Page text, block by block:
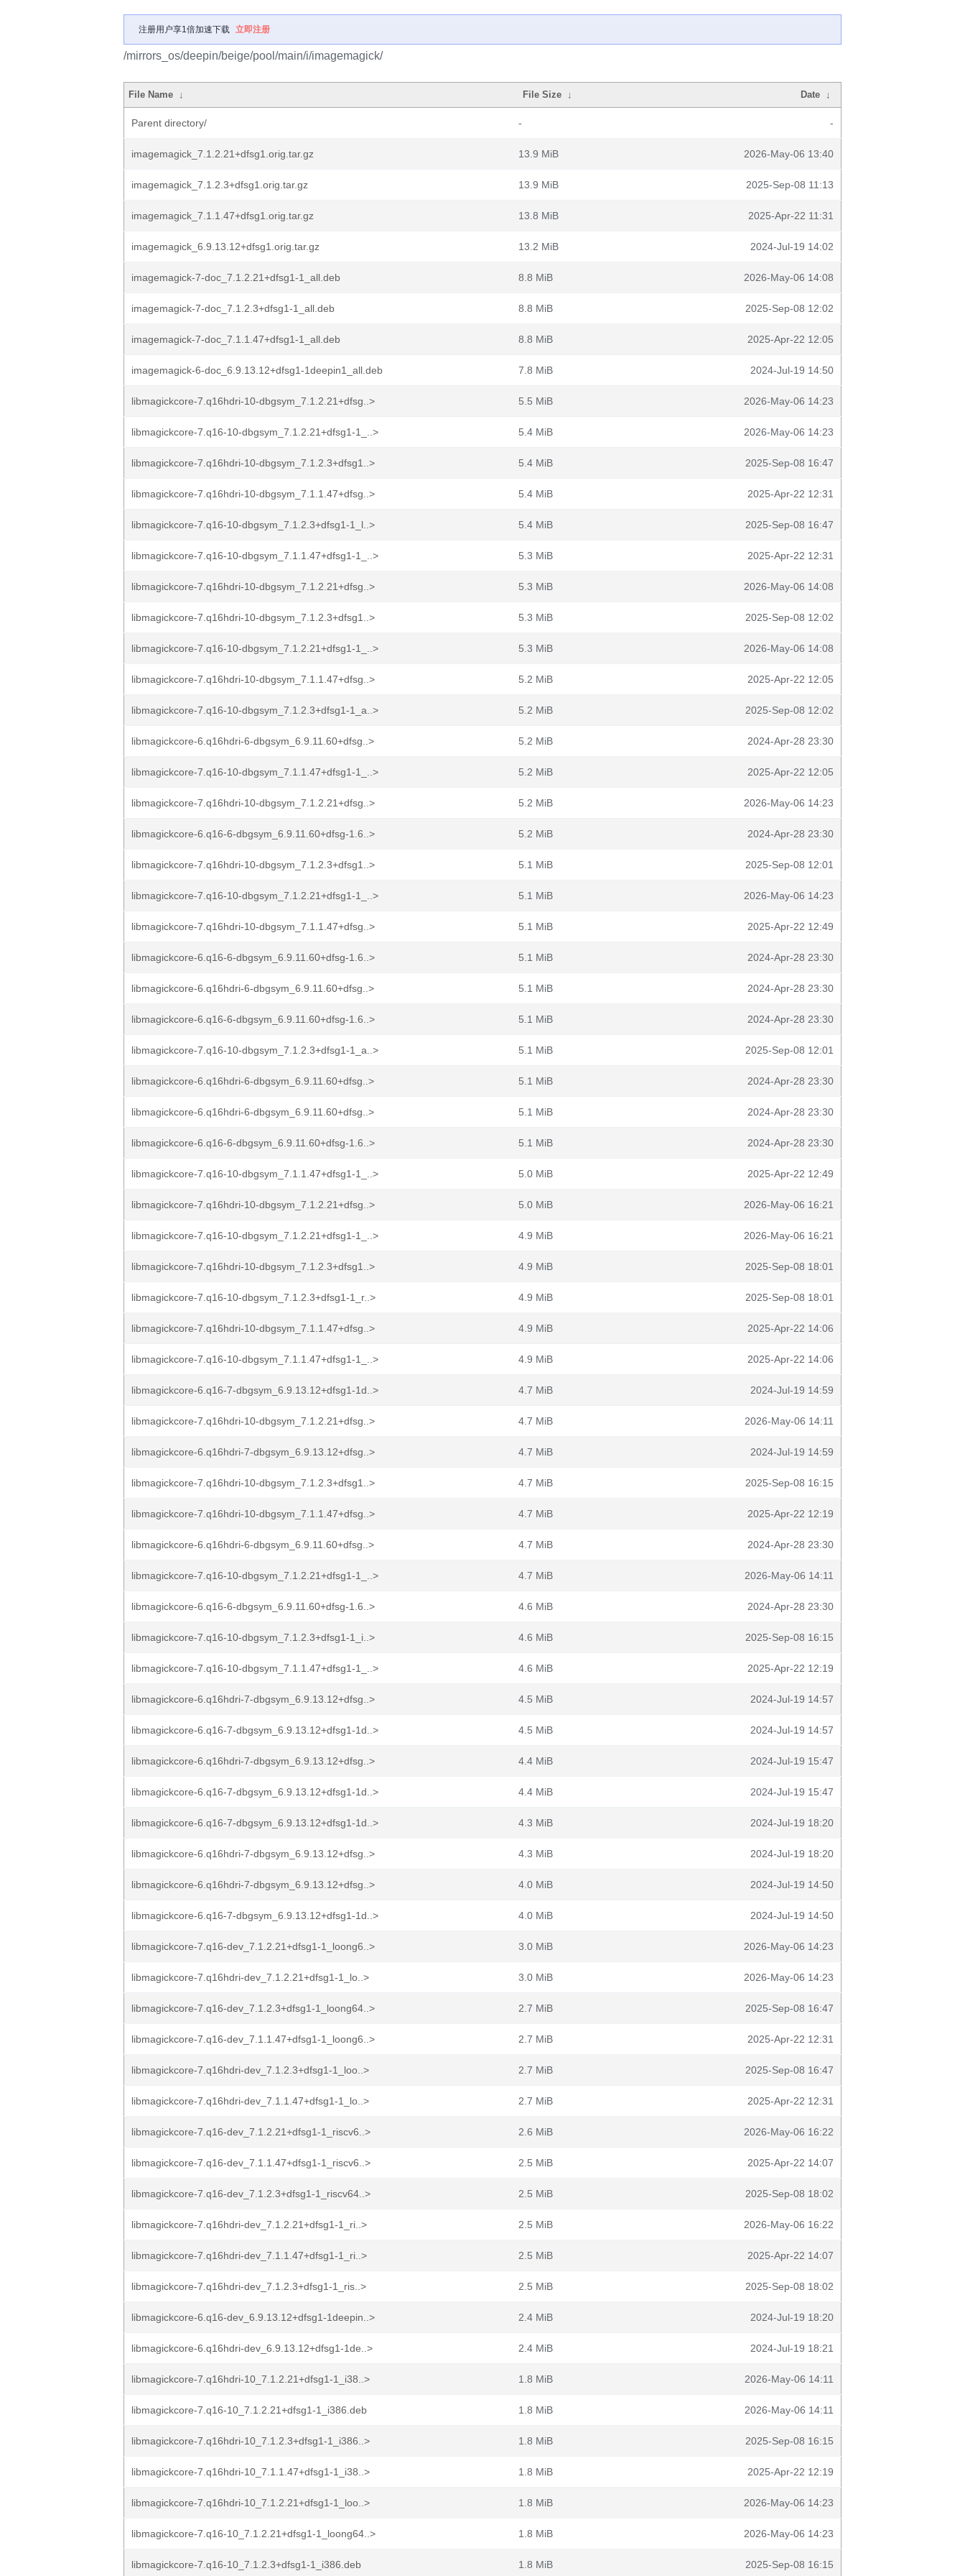
注册用户享1倍加速下载 立即注册
/mirrors_os/deepin/beige/pool/main/i/imagemagick/
File Name ↓ File Size ↓ Date ↓
Parent directory/ - -
imagemagick_7.1.2.21+dfsg1.orig.tar.gz 13.9 MiB 2026-May-06 13:40
imagemagick_7.1.2.3+dfsg1.orig.tar.gz 13.9 MiB 2025-Sep-08 11:13
imagemagick_7.1.1.47+dfsg1.orig.tar.gz 13.8 MiB 2025-Apr-22 11:31
imagemagick_6.9.13.12+dfsg1.orig.tar.gz 13.2 MiB 2024-Jul-19 14:02
imagemagick-7-doc_7.1.2.21+dfsg1-1_all.deb 8.8 MiB 2026-May-06 14:08
imagemagick-7-doc_7.1.2.3+dfsg1-1_all.deb 8.8 MiB 2025-Sep-08 12:02
imagemagick-7-doc_7.1.1.47+dfsg1-1_all.deb 8.8 MiB 2025-Apr-22 12:05
imagemagick-6-doc_6.9.13.12+dfsg1-1deepin1_all.deb 7.8 MiB 2024-Jul-19 14:50
libmagickcore-7.q16hdri-10-dbgsym_7.1.2.21+dfsg..> 5.5 MiB 2026-May-06 14:23
libmagickcore-7.q16-10-dbgsym_7.1.2.21+dfsg1-1_..> 5.4 MiB 2026-May-06 14:23
libmagickcore-7.q16hdri-10-dbgsym_7.1.2.3+dfsg1..> 5.4 MiB 2025-Sep-08 16:47
libmagickcore-7.q16hdri-10-dbgsym_7.1.1.47+dfsg..> 5.4 MiB 2025-Apr-22 12:31
libmagickcore-7.q16-10-dbgsym_7.1.2.3+dfsg1-1_l..> 5.4 MiB 2025-Sep-08 16:47
libmagickcore-7.q16-10-dbgsym_7.1.1.47+dfsg1-1_..> 5.3 MiB 2025-Apr-22 12:31
libmagickcore-7.q16hdri-10-dbgsym_7.1.2.21+dfsg..> 5.3 MiB 2026-May-06 14:08
libmagickcore-7.q16hdri-10-dbgsym_7.1.2.3+dfsg1..> 5.3 MiB 2025-Sep-08 12:02
libmagickcore-7.q16-10-dbgsym_7.1.2.21+dfsg1-1_..> 5.3 MiB 2026-May-06 14:08
libmagickcore-7.q16hdri-10-dbgsym_7.1.1.47+dfsg..> 5.2 MiB 2025-Apr-22 12:05
libmagickcore-7.q16-10-dbgsym_7.1.2.3+dfsg1-1_a..> 5.2 MiB 2025-Sep-08 12:02
libmagickcore-6.q16hdri-6-dbgsym_6.9.11.60+dfsg..> 5.2 MiB 2024-Apr-28 23:30
libmagickcore-7.q16-10-dbgsym_7.1.1.47+dfsg1-1_..> 5.2 MiB 2025-Apr-22 12:05
libmagickcore-7.q16hdri-10-dbgsym_7.1.2.21+dfsg..> 5.2 MiB 2026-May-06 14:23
libmagickcore-6.q16-6-dbgsym_6.9.11.60+dfsg-1.6..> 5.2 MiB 2024-Apr-28 23:30
libmagickcore-7.q16hdri-10-dbgsym_7.1.2.3+dfsg1..> 5.1 MiB 2025-Sep-08 12:01
libmagickcore-7.q16-10-dbgsym_7.1.2.21+dfsg1-1_..> 5.1 MiB 2026-May-06 14:23
libmagickcore-7.q16hdri-10-dbgsym_7.1.1.47+dfsg..> 5.1 MiB 2025-Apr-22 12:49
libmagickcore-6.q16-6-dbgsym_6.9.11.60+dfsg-1.6..> 5.1 MiB 2024-Apr-28 23:30
libmagickcore-6.q16hdri-6-dbgsym_6.9.11.60+dfsg..> 5.1 MiB 2024-Apr-28 23:30
libmagickcore-6.q16-6-dbgsym_6.9.11.60+dfsg-1.6..> 5.1 MiB 2024-Apr-28 23:30
libmagickcore-7.q16-10-dbgsym_7.1.2.3+dfsg1-1_a..> 5.1 MiB 2025-Sep-08 12:01
libmagickcore-6.q16hdri-6-dbgsym_6.9.11.60+dfsg..> 5.1 MiB 2024-Apr-28 23:30
libmagickcore-6.q16hdri-6-dbgsym_6.9.11.60+dfsg..> 5.1 MiB 2024-Apr-28 23:30
libmagickcore-6.q16-6-dbgsym_6.9.11.60+dfsg-1.6..> 5.1 MiB 2024-Apr-28 23:30
libmagickcore-7.q16-10-dbgsym_7.1.1.47+dfsg1-1_..> 5.0 MiB 2025-Apr-22 12:49
libmagickcore-7.q16hdri-10-dbgsym_7.1.2.21+dfsg..> 5.0 MiB 2026-May-06 16:21
libmagickcore-7.q16-10-dbgsym_7.1.2.21+dfsg1-1_..> 4.9 MiB 2026-May-06 16:21
libmagickcore-7.q16hdri-10-dbgsym_7.1.2.3+dfsg1..> 4.9 MiB 2025-Sep-08 18:01
libmagickcore-7.q16-10-dbgsym_7.1.2.3+dfsg1-1_r..> 4.9 MiB 2025-Sep-08 18:01
libmagickcore-7.q16hdri-10-dbgsym_7.1.1.47+dfsg..> 4.9 MiB 2025-Apr-22 14:06
libmagickcore-7.q16-10-dbgsym_7.1.1.47+dfsg1-1_..> 4.9 MiB 2025-Apr-22 14:06
libmagickcore-6.q16-7-dbgsym_6.9.13.12+dfsg1-1d..> 4.7 MiB 2024-Jul-19 14:59
libmagickcore-7.q16hdri-10-dbgsym_7.1.2.21+dfsg..> 4.7 MiB 2026-May-06 14:11
libmagickcore-6.q16hdri-7-dbgsym_6.9.13.12+dfsg..> 4.7 MiB 2024-Jul-19 14:59
libmagickcore-7.q16hdri-10-dbgsym_7.1.2.3+dfsg1..> 4.7 MiB 2025-Sep-08 16:15
libmagickcore-7.q16hdri-10-dbgsym_7.1.1.47+dfsg..> 4.7 MiB 2025-Apr-22 12:19
libmagickcore-6.q16hdri-6-dbgsym_6.9.11.60+dfsg..> 4.7 MiB 2024-Apr-28 23:30
libmagickcore-7.q16-10-dbgsym_7.1.2.21+dfsg1-1_..> 4.7 MiB 2026-May-06 14:11
libmagickcore-6.q16-6-dbgsym_6.9.11.60+dfsg-1.6..> 4.6 MiB 2024-Apr-28 23:30
libmagickcore-7.q16-10-dbgsym_7.1.2.3+dfsg1-1_i..> 4.6 MiB 2025-Sep-08 16:15
libmagickcore-7.q16-10-dbgsym_7.1.1.47+dfsg1-1_..> 4.6 MiB 2025-Apr-22 12:19
libmagickcore-6.q16hdri-7-dbgsym_6.9.13.12+dfsg..> 4.5 MiB 2024-Jul-19 14:57
libmagickcore-6.q16-7-dbgsym_6.9.13.12+dfsg1-1d..> 4.5 MiB 2024-Jul-19 14:57
libmagickcore-6.q16hdri-7-dbgsym_6.9.13.12+dfsg..> 4.4 MiB 2024-Jul-19 15:47
libmagickcore-6.q16-7-dbgsym_6.9.13.12+dfsg1-1d..> 4.4 MiB 2024-Jul-19 15:47
libmagickcore-6.q16-7-dbgsym_6.9.13.12+dfsg1-1d..> 4.3 MiB 2024-Jul-19 18:20
libmagickcore-6.q16hdri-7-dbgsym_6.9.13.12+dfsg..> 4.3 MiB 2024-Jul-19 18:20
libmagickcore-6.q16hdri-7-dbgsym_6.9.13.12+dfsg..> 4.0 MiB 2024-Jul-19 14:50
libmagickcore-6.q16-7-dbgsym_6.9.13.12+dfsg1-1d..> 4.0 MiB 2024-Jul-19 14:50
libmagickcore-7.q16-dev_7.1.2.21+dfsg1-1_loong6..> 3.0 MiB 2026-May-06 14:23
libmagickcore-7.q16hdri-dev_7.1.2.21+dfsg1-1_lo..> 3.0 MiB 2026-May-06 14:23
libmagickcore-7.q16-dev_7.1.2.3+dfsg1-1_loong64..> 2.7 MiB 2025-Sep-08 16:47
libmagickcore-7.q16-dev_7.1.1.47+dfsg1-1_loong6..> 2.7 MiB 2025-Apr-22 12:31
libmagickcore-7.q16hdri-dev_7.1.2.3+dfsg1-1_loo..> 2.7 MiB 2025-Sep-08 16:47
libmagickcore-7.q16hdri-dev_7.1.1.47+dfsg1-1_lo..> 2.7 MiB 2025-Apr-22 12:31
libmagickcore-7.q16-dev_7.1.2.21+dfsg1-1_riscv6..> 2.6 MiB 2026-May-06 16:22
libmagickcore-7.q16-dev_7.1.1.47+dfsg1-1_riscv6..> 2.5 MiB 2025-Apr-22 14:07
libmagickcore-7.q16-dev_7.1.2.3+dfsg1-1_riscv64..> 2.5 MiB 2025-Sep-08 18:02
libmagickcore-7.q16hdri-dev_7.1.2.21+dfsg1-1_ri..> 2.5 MiB 2026-May-06 16:22
libmagickcore-7.q16hdri-dev_7.1.1.47+dfsg1-1_ri..> 2.5 MiB 2025-Apr-22 14:07
libmagickcore-7.q16hdri-dev_7.1.2.3+dfsg1-1_ris..> 2.5 MiB 2025-Sep-08 18:02
libmagickcore-6.q16-dev_6.9.13.12+dfsg1-1deepin..> 2.4 MiB 2024-Jul-19 18:20
libmagickcore-6.q16hdri-dev_6.9.13.12+dfsg1-1de..> 2.4 MiB 2024-Jul-19 18:21
libmagickcore-7.q16hdri-10_7.1.2.21+dfsg1-1_i38..> 1.8 MiB 2026-May-06 14:11
libmagickcore-7.q16-10_7.1.2.21+dfsg1-1_i386.deb 1.8 MiB 2026-May-06 14:11
libmagickcore-7.q16hdri-10_7.1.2.3+dfsg1-1_i386..> 1.8 MiB 2025-Sep-08 16:15
libmagickcore-7.q16hdri-10_7.1.1.47+dfsg1-1_i38..> 1.8 MiB 2025-Apr-22 12:19
libmagickcore-7.q16hdri-10_7.1.2.21+dfsg1-1_loo..> 1.8 MiB 2026-May-06 14:23
libmagickcore-7.q16-10_7.1.2.21+dfsg1-1_loong64..> 1.8 MiB 2026-May-06 14:23
libmagickcore-7.q16-10_7.1.2.3+dfsg1-1_i386.deb 1.8 MiB 2025-Sep-08 16:15